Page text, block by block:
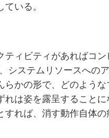
いる。
ティビティがあればコ
ステムリソースへのア
かの形で、どのような
れは姿を露呈すること
れば、消す動作自体の